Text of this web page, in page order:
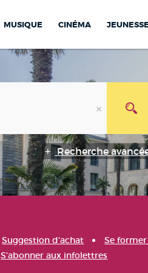
MUSIQUE CINÉMA
Recherche
Suggestion d'achat
Se
S'abonner aux infolettres